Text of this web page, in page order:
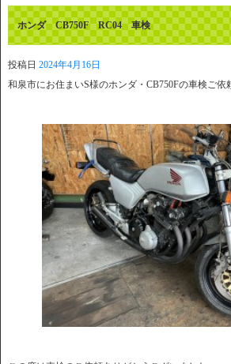
ホンダ CB750F RC04 車検
投稿日 2024年4月16日
和泉市にお住まいS様のホンダ・CB750Fの車検ご依